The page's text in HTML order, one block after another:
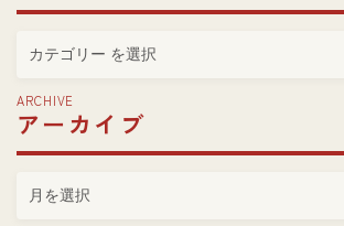
テ
ゴ
リ
ー
ARCHIVE
アーカイブ
ア
ー